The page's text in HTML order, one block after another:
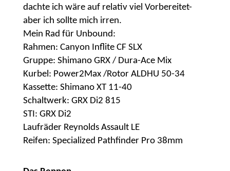
dachte ich wäre auf relativ viel Vorbereitet-
aber ich sollte mich irren.
Mein Rad für Unbound:
Rahmen: Canyon Inflite CF SLX
Gruppe: Shimano GRX / Dura-Ace Mix
Kurbel: Power2Max /Rotor ALDHU 50-34
Kassette: Shimano XT 11-40
Schaltwerk: GRX Di2 815
STI: GRX Di2
Laufräder Reynolds Assault LE
Reifen: Specialized Pathfinder Pro 38mm